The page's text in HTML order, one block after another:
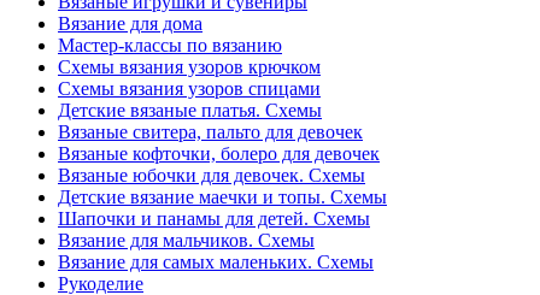
Вязание для дома
Мастер-классы по вязанию
Схемы вязания узоров крючком
Схемы вязания узоров спицами
Детские вязаные платья. Схемы
Вязаные свитера, пальто для девочек
Вязаные кофточки, болеро для девочек
Вязаные юбочки для девочек. Схемы
Детские вязание маечки и топы. Схемы
Шапочки и панамы для детей. Схемы
Вязание для мальчиков. Схемы
Вязание для самых маленьких. Схемы
Рукоделие